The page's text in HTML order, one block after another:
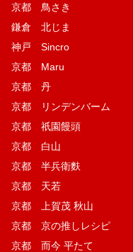
京都 鳥さき
鎌倉 北じま
神戸 Sincro
京都 Maru
京都 丹
京都 リンデンバーム
京都 祇園饅頭
京都 白山
京都 半兵衛麩
京都 天若
京都 上賀茂 秋山
京都 京の推しレシピ
京都 而今 平たて